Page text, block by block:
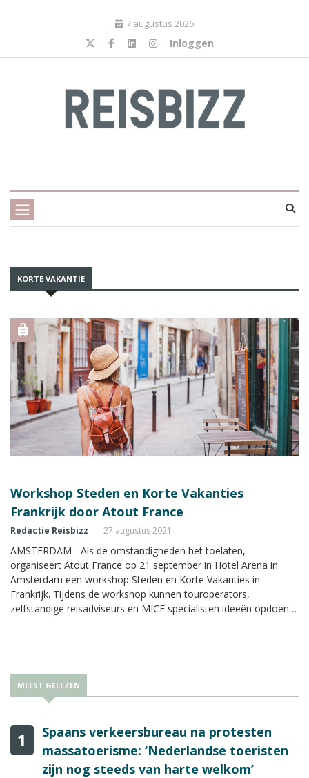
7 augustus 2026
Inloggen
KORTE VAKANTIE
Workshop Steden en Korte Vakanties
Frankrijk door Atout France
Redactie Reisbizz 27 augustus 2021
AMSTERDAM - Als de omstandigheden het toelaten,
organiseert Atout France op 21 september in Hotel Arena in
Amsterdam een workshop Steden en Korte Vakanties in
Frankrijk. Tijdens de workshop kunnen touroperators,
zelfstandige reisadviseurs en MICE specialisten ideeën opdoen
MEEST GELEZEN
1
Spaans verkeersbureau na protesten
massatoerisme: ‘Nederlandse toeristen
zijn nog steeds van harte welkom’